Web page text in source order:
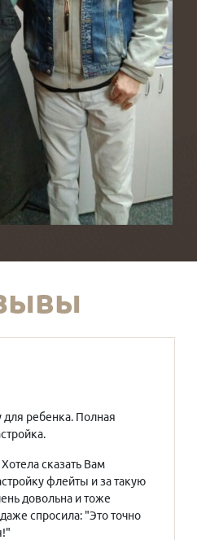
ребенка. Полная
сказать Вам
флейты и за такую
довольна и тоже
спросила: "Это точно